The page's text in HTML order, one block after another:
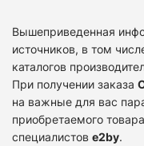
Вышеприведенная
источников, в том
каталогов
При получении заказа
на важные для вас
приобретаемого
специалистов e2by.